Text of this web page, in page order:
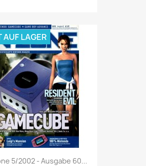
Vorschau
5/2002 - Ausgabe 60...
AUF LAGER